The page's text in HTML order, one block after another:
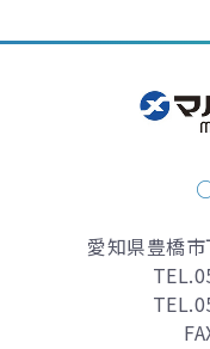
愛知県豊橋
TEL.
TEL.